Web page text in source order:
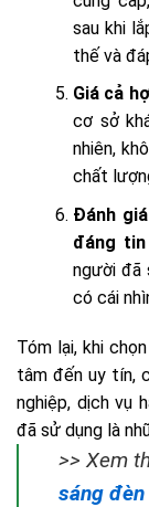
sau khi
thế và
Giá cả
cơ sở
nhiên,
chất
Đánh
đáng
người đã
có cái
Tóm lại, khi
tâm đến uy tín,
nghiệp, dịch vụ
đã sử dụng là
>> Xem
sáng đèn